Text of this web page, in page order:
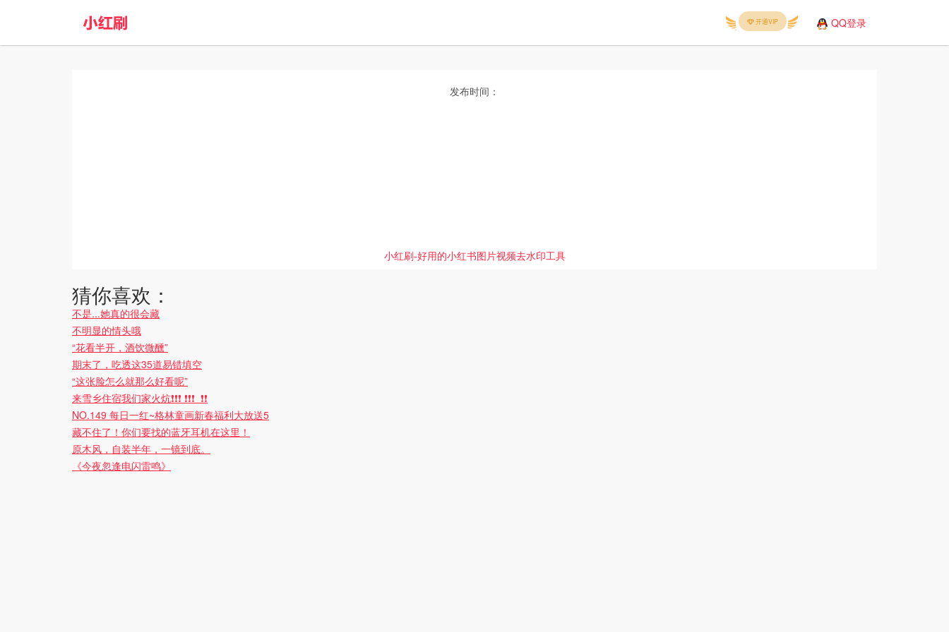
QQ登录
开通VIP
发布时间：
小红刷-好用的小红书图片视频去水印工具
猜你喜欢：
不是...她真的很会藏
不明显的情头哦
“花看半开，酒饮微醺”
期末了，吃透这35道易错填空
“这张脸怎么就那么好看呢”
来雪乡住宿我们家火炕❗️❗️❗ ❗️❗️❗️ ️ ❗️❗️
NO.149 每日一红~格林童画新春福利大放送5
藏不住了！你们要找的蓝牙耳机在这里！
原木风，自装半年，一镜到底。
《今夜忽逢电闪雷鸣》